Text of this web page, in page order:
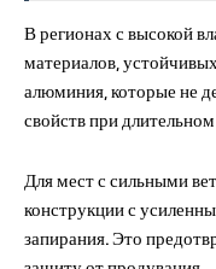
В регионах с высокой
материалов,
алюминия, которые не
свойств при
Для мест с сильными
конструкции с
запирания. Это